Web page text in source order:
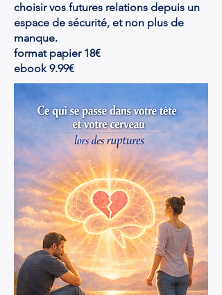
choisir vos futures relations depuis un
espace de sécurité, et non plus de
manque.
format papier 18€
ebook 9.99€